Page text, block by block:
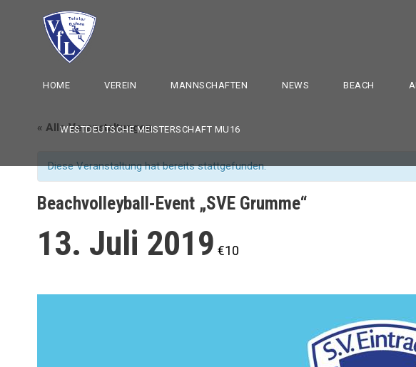
HOME VEREIN MANNSCHAFTEN NEWS BEACH
WESTDEUTSCHE MEISTERSCHAFT MU16
« Alle Veranstaltungen
Diese Veranstaltung hat bereits stattgefunden.
Beachvolleyball-Event „SVE Grumme“
13. Juli 2019 €10